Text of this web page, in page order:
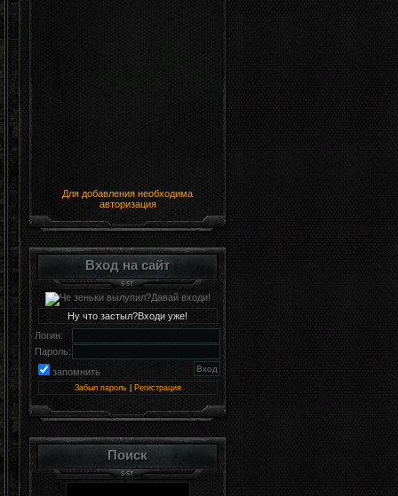
Для добавления необходима
авторизация
Вход на сайт
Ну что застыл?Входи уже!
Логин:
Пароль:
запомнить
Забыл пароль| Регистрация
Поиск